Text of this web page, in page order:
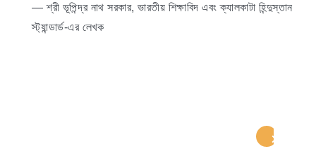
— শ্রী ভূপিন্দ্র নাথ সরকার, ভারতীয় শিক্ষাবিদ এবং ক্যালকাটা হিন্দুস্তান
স্ট্যান্ডার্ড-এর লেখক